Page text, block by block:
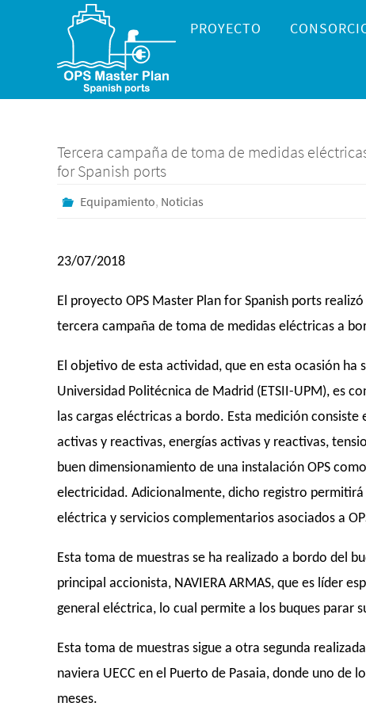
contenido
contenido
PROYECTO
Tercera campaña de toma de medidas
for Spanish ports
Equipamiento, Noticias
23/07/2018
El proyecto OPS Master Plan for Spanish ports
tercera campaña de toma de medidas eléctricas a
El objetivo de esta actividad, que en esta ocasión ha
Universidad Politécnica de Madrid (ETSII-UPM), es
las cargas eléctricas a bordo. Esta medición
activas y reactivas, energías activas y reactivas,
buen dimensionamiento de una instalación OPS
electricidad. Adicionalmente, dicho registro
eléctrica y servicios complementarios asociados a
Esta toma de muestras se ha realizado a bordo del
principal accionista, NAVIERA ARMAS, que es líder
general eléctrica, lo cual permite a los buques parar
Esta toma de muestras sigue a otra segunda
naviera UECC en el Puerto de Pasaia, donde uno de
meses.